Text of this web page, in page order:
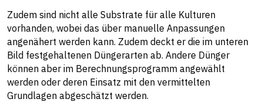
Zudem sind nicht alle Substrate für alle Kulturen
vorhanden, wobei das über manuelle Anpassungen
angenähert werden kann. Zudem deckt er die im unteren
Bild festgehaltenen Düngerarten ab. Andere Dünger
können aber im Berechnungsprogramm angewählt
werden oder deren Einsatz mit den vermittelten
Grundlagen abgeschätzt werden.